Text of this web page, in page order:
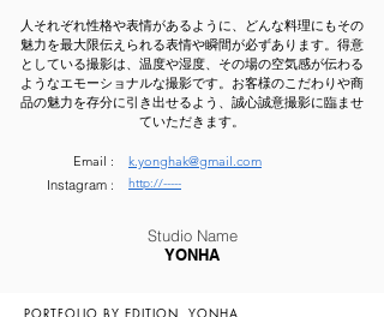
人それぞれ性格や表情があるように、どんな料理にもその
魅力を最大限伝えられる表情や瞬間が必ずあります。得意
としている撮影は、温度や湿度、その場の空気感が伝わる
ようなエモーショナルな撮影です。お客様のこだわりや商
品の魅力を存分に引き出せるよう、誠心誠意撮影に臨ませ
ていただきます。
Email :
Instagram :
k.yonghak@gmail.com
http://-----
Studio Name
YONHA
PORTFOLIO BY EDITION YONHA